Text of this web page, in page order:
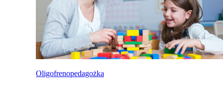
Oligofrenopedagożka